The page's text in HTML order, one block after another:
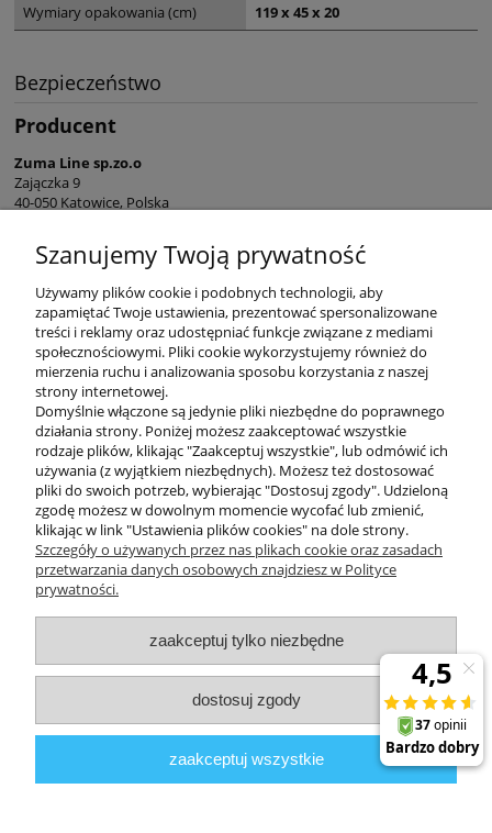
Wymiary opakowania (cm)
119 x 45 x 20
Bezpieczeństwo
Producent
Zuma Line sp.zo.o
Zajączka 9
40-050 Katowice, Polska
+48 32 730 66 10
KONTAKT
DODATKOWE
MOJE KONTO
INFORMACJE
// ul. Przemysłowa 11a, 75-216 Koszalin // NIP669-050-03-43
// E-mail: sklep@zuma-line.pl
Szanujemy Twoją prywatność
Używamy plików cookie i podobnych technologii, aby
zapamiętać Twoje ustawienia, prezentować spersonalizowane
treści i reklamy oraz udostępniać funkcje związane z mediami
społecznościowymi. Pliki cookie wykorzystujemy również do
mierzenia ruchu i analizowania sposobu korzystania z naszej
strony internetowej.
Domyślnie włączone są jedynie pliki niezbędne do poprawnego
działania strony. Poniżej możesz zaakceptować wszystkie
rodzaje plików, klikając "Zaakceptuj wszystkie", lub odmówić ich
używania (z wyjątkiem niezbędnych). Możesz też dostosować
pliki do swoich potrzeb, wybierając "Dostosuj zgody". Udzieloną
zgodę możesz w dowolnym momencie wycofać lub zmienić,
klikając w link "Ustawienia plików cookies" na dole strony.
Szczegóły o używanych przez nas plikach cookie oraz zasadach
przetwarzania danych osobowych znajdziesz w Polityce
prywatności.
zaakceptuj tylko niezbędne
dostosuj zgody
zaakceptuj wszystkie